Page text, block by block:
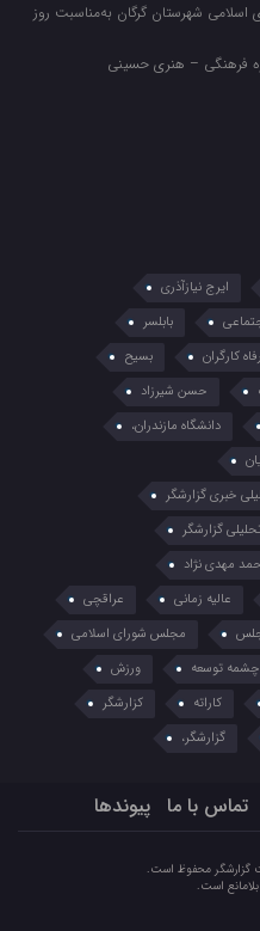
اسلامی شهرستان گرگان به‌مناسبت روز
فرهنگی‌ – هنری حسینی
ایرج نیازآذری
بابلسر
کارگران
بسیح
حسن شیرزاد
دانشگاه مازندران،
خبری گزارشگر
گزارشگر
مهدی نژاد
عالیه زمانی
عراقچی
مجلس شورای اسلامی
توسعه
ورزش
کاراته
کزارشگر
گزارشگر،
تماس با ما پیوندها
گزارشگر محفوظ است.
است.